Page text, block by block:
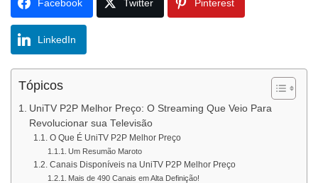
Facebook Twitter Pinterest
LinkedIn
Tópicos
UniTV P2P Melhor Preço: O Streaming Que Veio Para
Revolucionar sua Televisão
O Que É UniTV P2P Melhor Preço
Um Resumão Maroto
Canais Disponíveis na UniTV P2P Melhor Preço
Mais de 490 Canais em Alta Definição!